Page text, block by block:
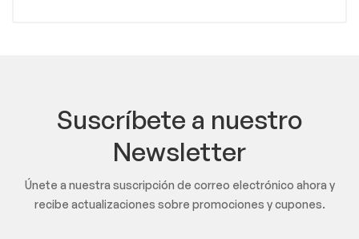
Suscríbete a nuestro
Newsletter
Únete a nuestra suscripción de correo electrónico ahora y
recibe actualizaciones sobre promociones y cupones.